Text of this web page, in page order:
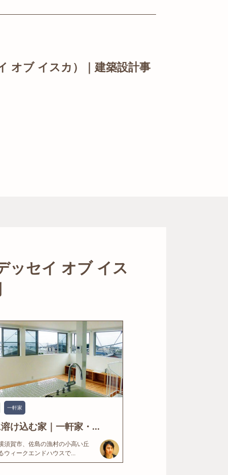
オブ イスカ）｜建築設計事
ッセイ オブ イス
一軒家
け込む家｜一軒家・...
須賀市、佐島の漁村の小高い丘
ウィークエンドハウスで...